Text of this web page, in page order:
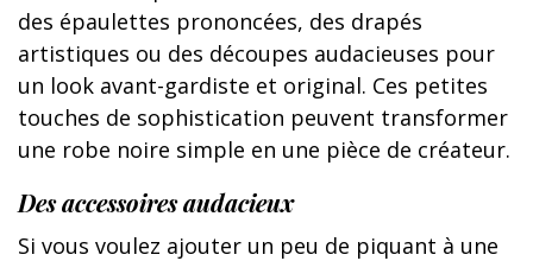
des épaulettes prononcées, des drapés
artistiques ou des découpes audacieuses pour
un look avant-gardiste et original. Ces petites
touches de sophistication peuvent transformer
une robe noire simple en une pièce de créateur.
Des accessoires audacieux
Si vous voulez ajouter un peu de piquant à une